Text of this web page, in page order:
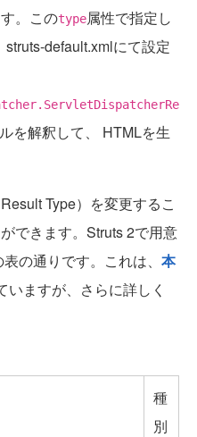
。このtype属性で指定し
default.xmlにて設定
を解釈して、 HTMLを生
Type）を変更するこ
できます。Struts 2で用意
の通りです。これは、 本
いますが、さらに詳しく
種
別